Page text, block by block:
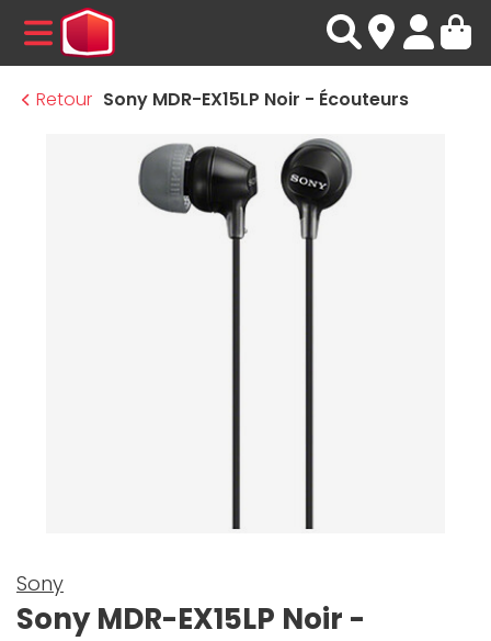
MENU
Retour Sony MDR-EX15LP Noir - Écouteurs
Sony
Sony MDR-EX15LP Noir -